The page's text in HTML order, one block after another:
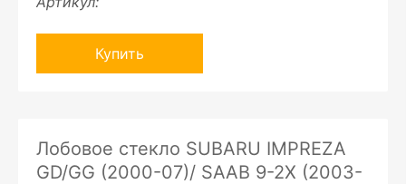
Купить
Лобовое стекло SUBARU IMPREZA
GD/GG (2000-07)/ SAAB 9-2X (2003-